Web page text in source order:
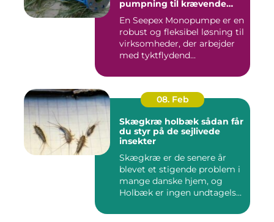
pumpning til krævende
En Seepex Monopumpe er en
robust og fleksibel løsning til
virksomheder, der arbejder
med tyktflydend...
08. Feb
Skægkræ holbæk sådan får
du styr på de sejlivede
insekter
Skægkræ er de senere år
blevet et stigende problem i
mange danske hjem, og
Holbæk er ingen undtagels...